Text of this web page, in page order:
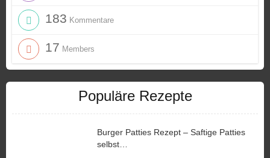
183 Kommentare
17 Members
Populäre Rezepte
Burger Patties Rezept – Saftige Patties
selbst…